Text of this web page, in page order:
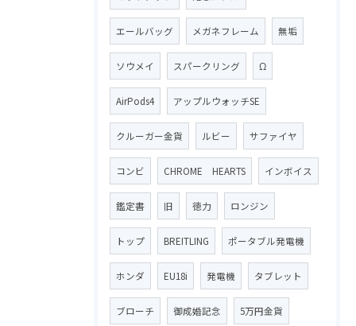
エールバッグ メガネフレーム 無垢
ソウメイ スパークリング Ω
AirPods4 アップルウォッチSE
クルーガー金貨 ルビー サファイヤ
コンビ CHROME HEARTS インボイス
鑑定書 旧 徳力 ロンジン
トップ BREITLING ポータブル発電機
ホンダ EU18i 発電機 タブレット
ブローチ 御成婚記念 5万円金貨